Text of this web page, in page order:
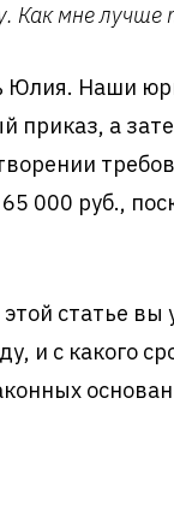
Как мне лучше
Юлия. Наши
приказ, а
000 руб.,
статье вы
и с какого